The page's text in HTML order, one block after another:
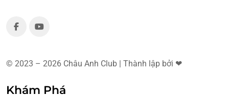
© 2023 – 2026 Châu Anh Club | Thành lập bởi ❤
Khám Phá